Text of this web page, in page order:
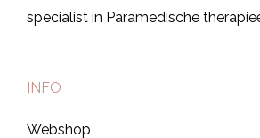
specialist in Paramedische
INFO
Webshop